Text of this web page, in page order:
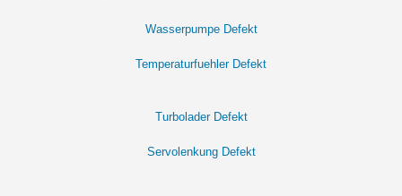
Wasserpumpe Defekt
Temperaturfuehler Defekt
Turbolader Defekt
Servolenkung Defekt